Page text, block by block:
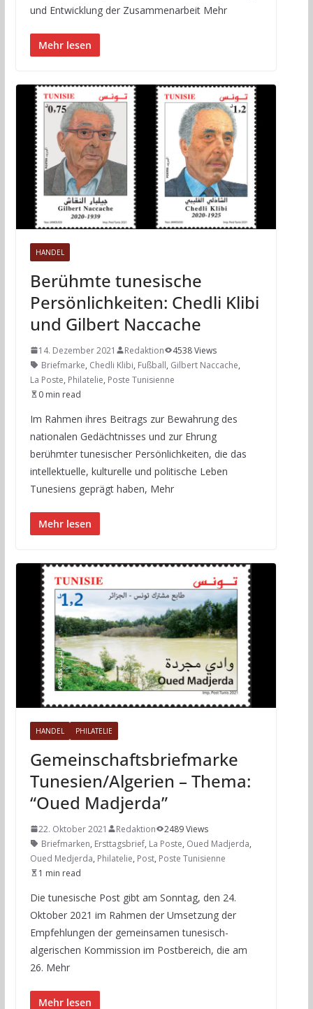
und Entwicklung der Zusammenarbeit Mehr
Mehr lesen
HANDEL
Berühmte tunesische
Persönlichkeiten: Chedli Klibi
und Gilbert Naccache
14. Dezember 2021 Redaktion
4538 Views
Briefmarke, Chedli Klibi, Fußball, Gilbert Naccache,
La Poste, Philatelie, Poste Tunisienne
0 min read
Im Rahmen ihres Beitrags zur Bewahrung des
nationalen Gedächtnisses und zur Ehrung
berühmter tunesischer Persönlichkeiten, die das
intellektuelle, kulturelle und politische Leben
Tunesiens geprägt haben, Mehr
Mehr lesen
HANDEL PHILATELIE
Gemeinschaftsbriefmarke
Tunesien/Algerien – Thema:
“Oued Madjerda”
22. Oktober 2021 Redaktion
2489 Views
Briefmarken, Ersttagsbrief, La Poste, Oued Madjerda,
Oued Medjerda, Philatelie, Post, Poste Tunisienne
1 min read
Die tunesische Post gibt am Sonntag, den 24.
Oktober 2021 im Rahmen der Umsetzung der
Empfehlungen der gemeinsamen tunesisch-
algerischen Kommission im Postbereich, die am
26. Mehr
Mehr lesen